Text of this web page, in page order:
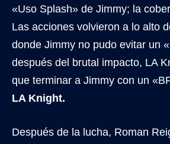
«Uso Splash» de Jimmy; la
Las acciones volvieron a lo alto
donde Jimmy no pudo evitar un
después del brutal impacto, LA
que terminar a Jimmy con un
LA Knight.
Después de la lucha, Roman